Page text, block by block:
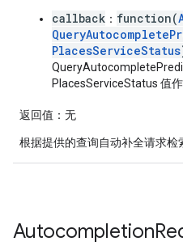
callback ： function(
PlacesServiceStatus
PlacesServiceStatus 值作
返回值 ：无
根据提供的查询自动补全请求检
Autocompletion